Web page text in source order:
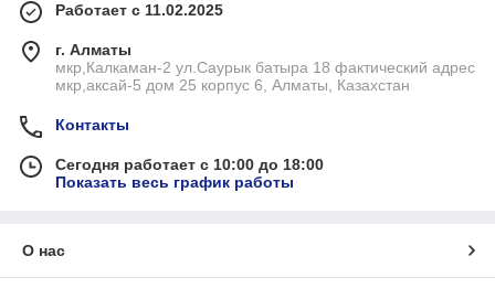
Работает с 11.02.2025
г. Алматы
мкр,Калкаман-2 ул.Саурык батыра 18 фактический адрес
мкр,аксай-5 дом 25 корпус 6, Алматы, Казахстан
Контакты
Сегодня работает с 10:00 до 18:00
Показать весь график работы
О нас